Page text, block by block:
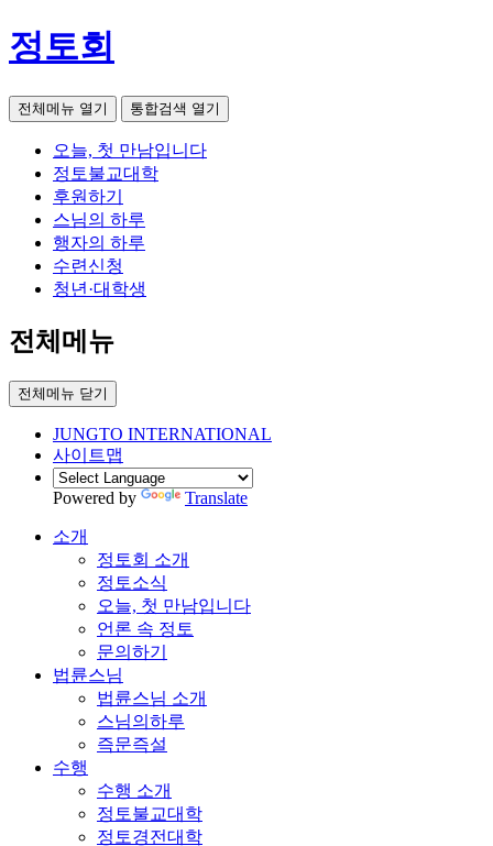
정토회
전체메뉴 열기 통합검색 열기
오늘, 첫 만남입니다
정토불교대학
후원하기
스님의 하루
행자의 하루
수련신청
청년·대학생
전체메뉴
전체메뉴 닫기
JUNGTO INTERNATIONAL
사이트맵
Powered by Translate
소개
정토회 소개
정토소식
오늘, 첫 만남입니다
언론 속 정토
문의하기
법륜스님
법륜스님 소개
스님의하루
즉문즉설
수행
수행 소개
정토불교대학
정토경전대학